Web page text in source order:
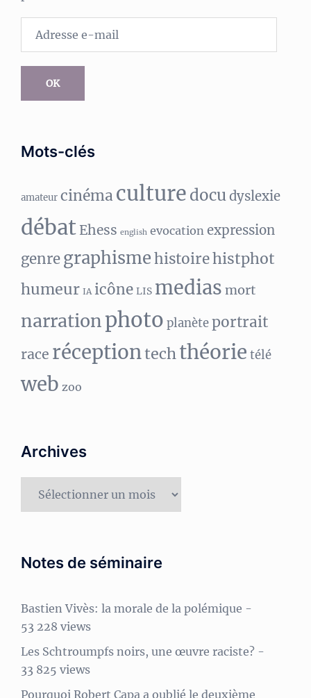
OK
Mots-clés
amateur cinémaculture docudyslexie
débat Ehess english evocation expression
genregraphismehistoirehistphot
humeur IA icône LIS medias mort
narrationphoto planèteportrait
race réceptiontechthéorie télé
web zoo
Archives
Archives
Notes de séminaire
Bastien Vivès: la morale de la polémique -
53 228 views
Les Schtroumpfs noirs, une œuvre raciste? -
33 825 views
Pourquoi Robert Capa a oublié le deuxième